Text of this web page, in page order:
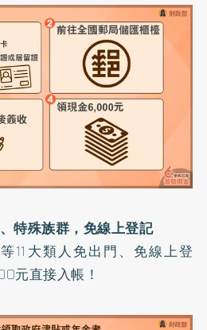
特殊族群，免線上登記
11大類人免出門、免線上登
元直接入帳！